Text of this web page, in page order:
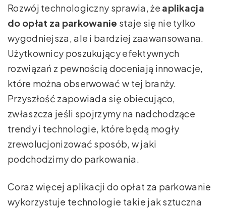
Rozwój technologiczny sprawia, że aplikacja
do opłat za parkowanie staje się nie tylko
wygodniejsza, ale i bardziej zaawansowana.
Użytkownicy poszukujący efektywnych
rozwiązań z pewnością doceniają innowacje,
które można obserwować w tej branży.
Przyszłość zapowiada się obiecująco,
zwłaszcza jeśli spojrzymy na nadchodzące
trendy i technologie, które będą mogły
zrewolucjonizować sposób, w jaki
podchodzimy do parkowania.
Coraz więcej aplikacji do opłat za parkowanie
wykorzystuje technologie takie jak sztuczna